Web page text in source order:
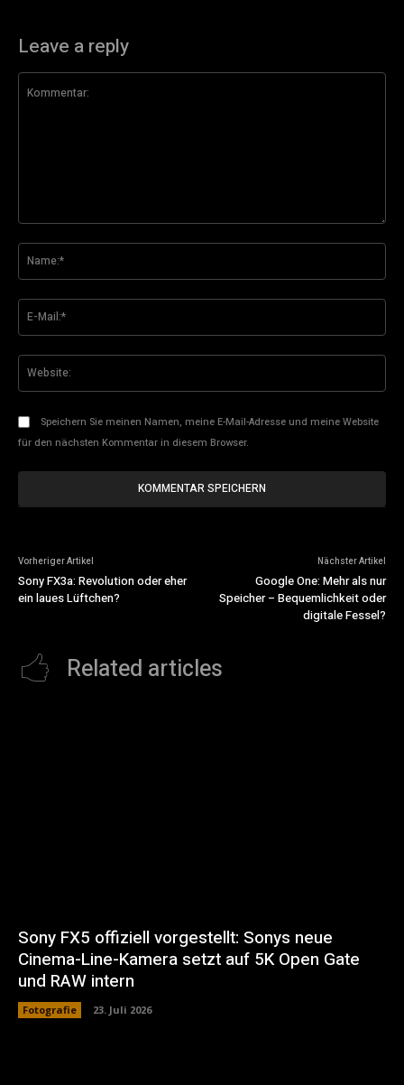
Leave a reply
Speichern Sie meinen Namen, meine E-Mail-Adresse und meine Website
für den nächsten Kommentar in diesem Browser.
Vorheriger Artikel
Sony FX3a: Revolution oder eher
ein laues Lüftchen?
Nächster Artikel
Google One: Mehr als nur
Speicher – Bequemlichkeit oder
digitale Fessel?
Related articles
Sony FX5 offiziell vorgestellt: Sonys neue
Cinema-Line-Kamera setzt auf 5K Open Gate
und RAW intern
Fotografie 23. Juli 2026